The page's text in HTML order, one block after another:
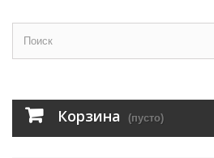
Корзина (пусто)